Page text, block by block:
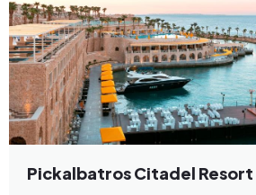
Pickalbatros Citadel Resort